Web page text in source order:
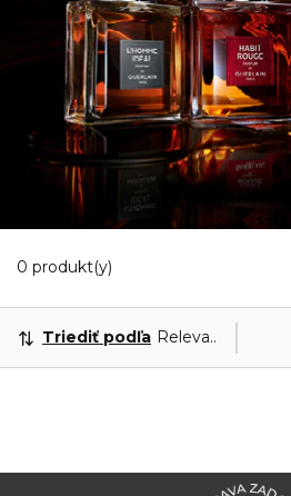
0 produkt(y)
Triediť podľa Relevantnosť